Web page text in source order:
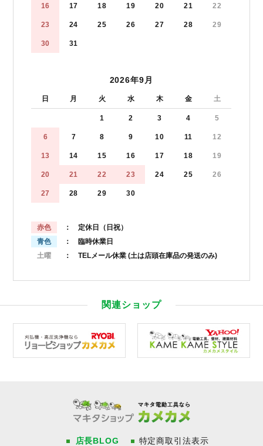
16 17 18 19 20 21 22
23 24 25 26 27 28 29
30 31
2026年9月
日 月 火 水 木 金 土
1 2 3 4 5
6 7 8 9 10 11 12
13 14 15 16 17 18 19
20 21 22 23 24 25 26
27 28 29 30
赤色
： 定休日（日祝）
青色
： 臨時休業日
土曜
： TELメール休業 (土は店頭在庫品の発送のみ)
関連ショップ
店長BLOG 特定商取引法表示